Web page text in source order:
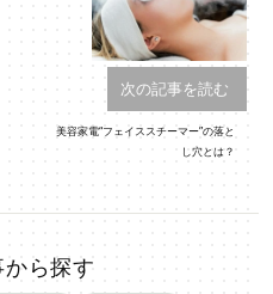
次の記事を読む
美容家電“フェイススチーマー”の落と
し穴とは？
ら探す